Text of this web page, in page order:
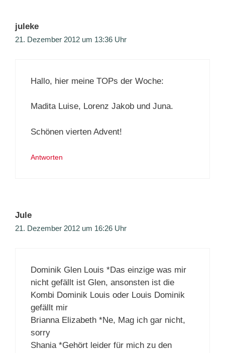
juleke
21. Dezember 2012 um 13:36 Uhr
Hallo, hier meine TOPs der Woche:
Madita Luise, Lorenz Jakob und Juna.
Schönen vierten Advent!
Antworten
Jule
21. Dezember 2012 um 16:26 Uhr
Dominik Glen Louis *Das einzige was mir
nicht gefällt ist Glen, ansonsten ist die
Kombi Dominik Louis oder Louis Dominik
gefällt mir
Brianna Elizabeth *Ne, Mag ich gar nicht,
sorry
Shania *Gehört leider für mich zu den